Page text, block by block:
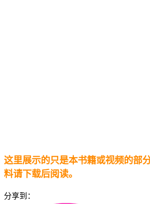
这里展示的只是本书籍或视频的部
料请下载后阅读。
分享到：